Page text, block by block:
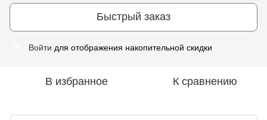
Быстрый заказ
Войти для отображения накопительной скидки
В избранное К сравнению